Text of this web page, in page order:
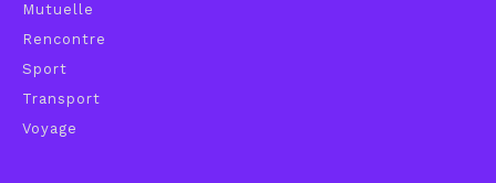
Mutuelle
Rencontre
Sport
Transport
Voyage